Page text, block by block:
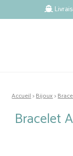
Accueil>Bijoux>
Bracelet